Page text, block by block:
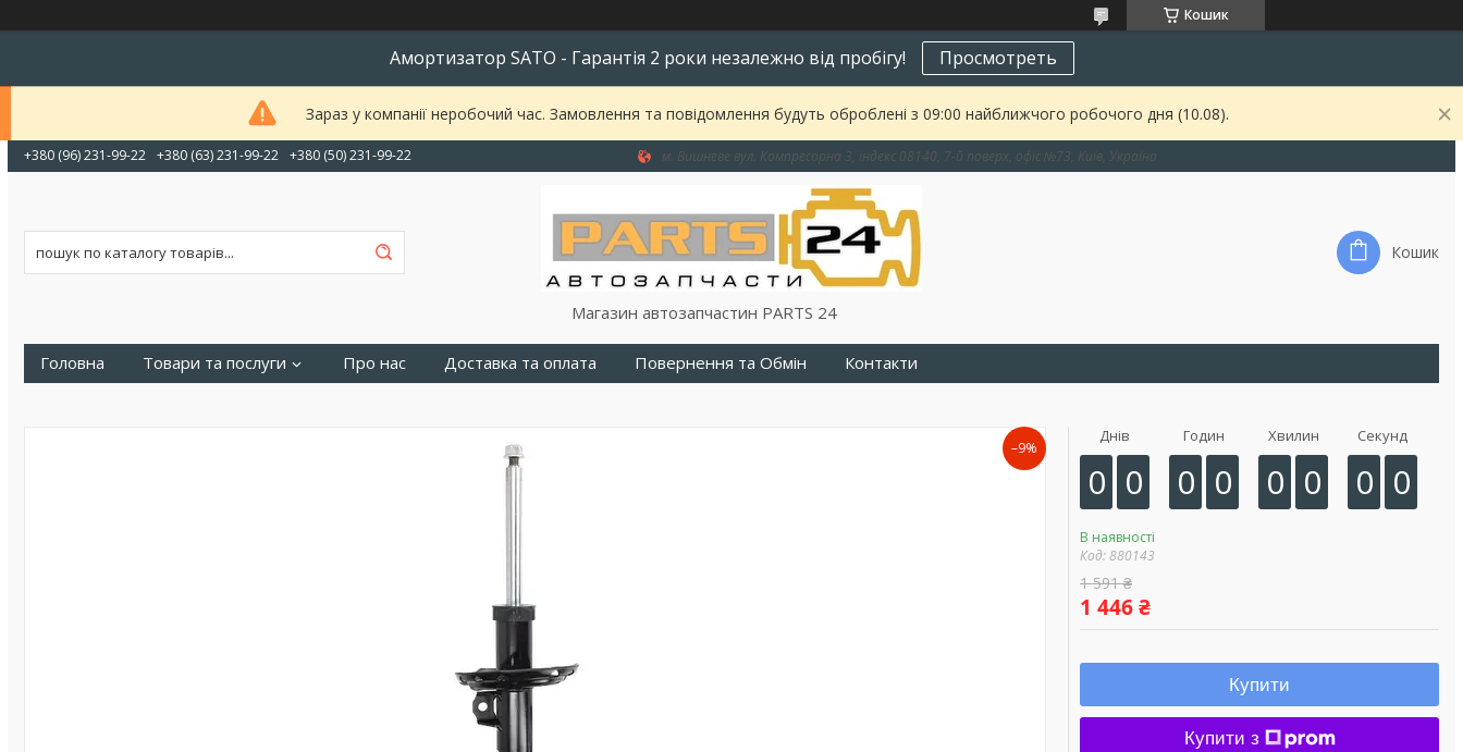
Кошик
Амортизатор SATO - Гарантія 2 роки незалежно від пробігу! Просмотреть
Зараз у компанії неробочий час. Замовлення та повідомлення будуть оброблені з 09:00 найближчого робочого дня (10.08).
+380 (96) 231-99-22 +380 (63) 231-99-22 +380 (50) 231-99-22 м. Вишневе вул. Компресорна 3, індекс 08140, 7-й поверх, офіс №73, Київ, Україна
Магазин автозапчастин PARTS 24
Кошик
Головна Товари та послуги Про нас Доставка та оплата Повернення та Обмін Контакти
–9%
Днів
0 0
Годин
0 0
Хвилин
0 0
Секунд
0 0
В наявності
Код:880143
1 591 ₴
1 446 ₴
Купити
Купити з